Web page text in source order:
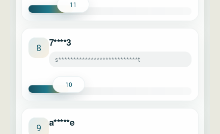
11
8 7****3
s***************************t
10
9 a*****e